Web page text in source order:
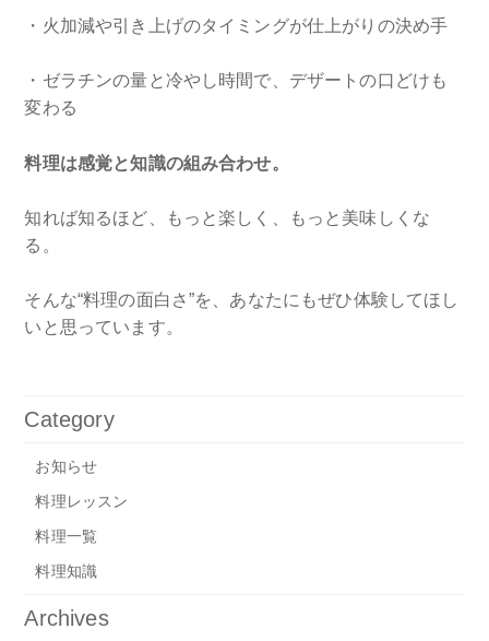
・火加減や引き上げのタイミングが仕上がりの決め手
・ゼラチンの量と冷やし時間で、デザートの口どけも
変わる
料理は感覚と知識の組み合わせ。
知れば知るほど、もっと楽しく、もっと美味しくな
る。
そんな“料理の面白さ”を、あなたにもぜひ体験してほし
いと思っています。
Category
お知らせ
料理レッスン
料理一覧
料理知識
Archives